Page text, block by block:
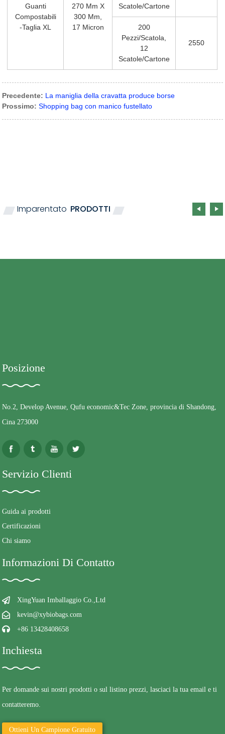
Guanti
Compostabili
-Taglia XL
270 Mm X
300 Mm,
17 Micron
Scatole/cartone
200
Pezzi/scatola,
12
Scatole/cartone
2550
Precedente: La maniglia della cravatta produce borse
Prossimo: Shopping bag con manico fustellato
Imparentato PRODOTTI
Posizione
No.2, Develop Avenue, Qufu economic&Tec Zone, provincia di Shandong,
Cina 273000
Servizio Clienti
Guida ai prodotti
Certificazioni
Chi siamo
Informazioni Di Contatto
XingYuan Imballaggio Co.,Ltd
kevin@xybiobags.com
+86 13428408658
Inchiesta
Per domande sui nostri prodotti o sul listino prezzi, lasciaci la tua email e ti
contatteremo.
Ottieni Un Campione Gratuito